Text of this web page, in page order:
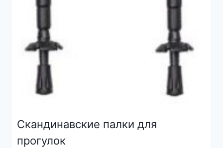
Скандинавские палки для
прогулок